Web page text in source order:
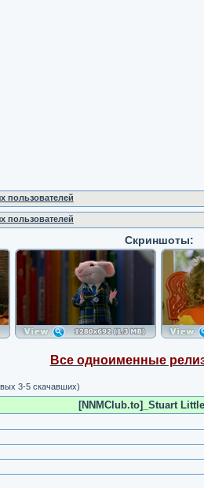
пользователей
пользователей
Скриншоты:
Все одноименные
3-5 скачавших)
[NNMClub.to]_Stuart